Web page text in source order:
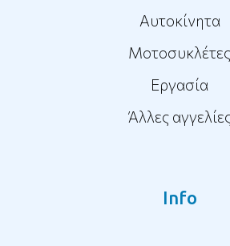
Αυτοκίνητα
Μοτοσυκλέτες
Εργασία
Άλλες
Info